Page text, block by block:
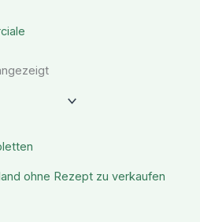
ohne Rezept zu verkaufen